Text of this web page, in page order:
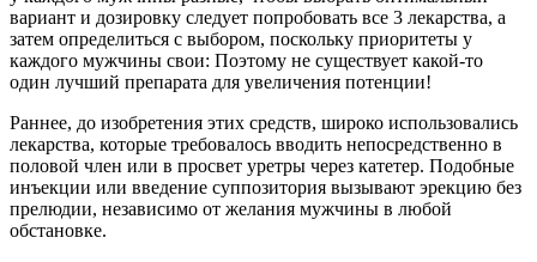
вариант и дозировку следует попробовать все 3 лекарства, а
затем определиться с выбором, поскольку приоритеты у
каждого мужчины свои: Поэтому не существует какой-то
один лучший препарата для увеличения потенции!
Раннее, до изобретения этих средств, широко использовались
лекарства, которые требовалось вводить непосредственно в
половой член или в просвет уретры через катетер. Подобные
инъекции или введение суппозитория вызывают эрекцию без
прелюдии, независимо от желания мужчины в любой
обстановке.